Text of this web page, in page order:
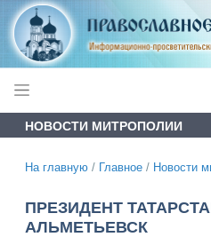
НОВОСТИ МИТРОПОЛИИ
На главную / Главное / Новости
ПРЕЗИДЕНТ
АЛЬМЕТЬЕВСК